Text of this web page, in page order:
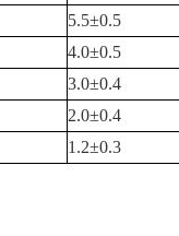
5.5±0.5
4.0±0.5
3.0±0.4
2.0±0.4
1.2±0.3